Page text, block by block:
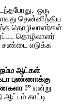
ஒரு
தென்னிந்திய
தொழிலாளர்கள்
தொழிலாளர்
எடுக்க
நம்ம ஆட்கள்
புண்ணாக்கு
!” என்று
ஆட்டம் காட்டி